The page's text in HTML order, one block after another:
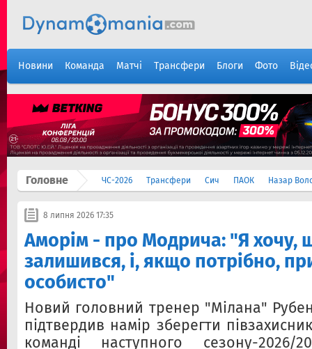
Новини Команда Матчі Трансфери Блоги Фото
Головне ЧС-2026 Трансфери Сич ПАОК Назар
8 липня 2026 17:35
Аморім - про Модрича: "Я хочу,
залишився, і, якщо потрібно,
особисто"
Новий головний тренер "Мілана"
підтвердив намір зберегти
команді наступного сезону-2026/